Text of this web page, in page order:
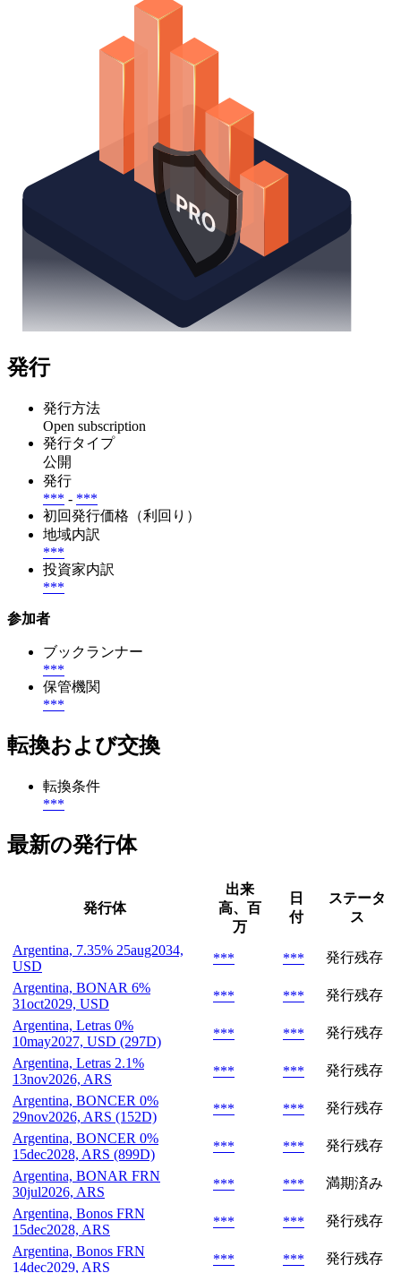
発行
発行方法
Open subscription
発行タイプ
公開
発行
*** - ***
初回発行価格（利回り）
地域内訳
***
投資家内訳
***
参加者
ブックランナー
***
保管機関
***
転換および交換
転換条件
***
最新の発行体
発行体
出来
高、百
万
日
付
ステータ
ス
Argentina, 7.35% 25aug2034,
USD
*** ***
発行残存
Argentina, BONAR 6%
31oct2029, USD
*** ***
発行残存
Argentina, Letras 0%
10may2027, USD (297D)
*** ***
発行残存
Argentina, Letras 2.1%
13nov2026, ARS
*** ***
発行残存
Argentina, BONCER 0%
29nov2026, ARS (152D)
*** ***
発行残存
Argentina, BONCER 0%
15dec2028, ARS (899D)
*** ***
発行残存
Argentina, BONAR FRN
30jul2026, ARS
*** ***
満期済み
Argentina, Bonos FRN
15dec2028, ARS
*** ***
発行残存
Argentina, Bonos FRN
14dec2029, ARS
*** *** 発行残存